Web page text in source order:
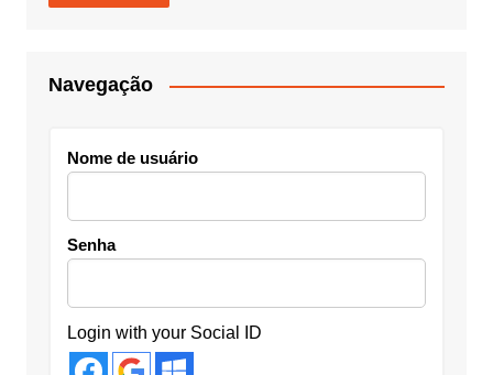
Navegação
Nome de usuário
Senha
Login with your Social ID